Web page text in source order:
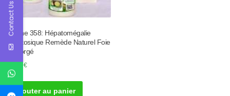
Tisane 358: Hépatomégalie
Stéatosique Remède Naturel Foie
Engorgé
30.00€
Ajouter au panier
Contact Us